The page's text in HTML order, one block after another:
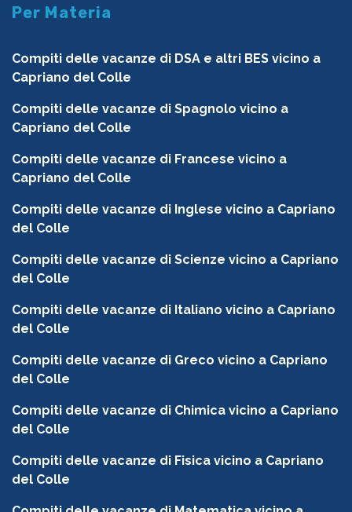
Per Materia
Compiti delle vacanze di DSA e altri BES vicino a
Capriano del Colle
Compiti delle vacanze di Spagnolo vicino a
Capriano del Colle
Compiti delle vacanze di Francese vicino a
Capriano del Colle
Compiti delle vacanze di Inglese vicino a Capriano
del Colle
Compiti delle vacanze di Scienze vicino a Capriano
del Colle
Compiti delle vacanze di Italiano vicino a Capriano
del Colle
Compiti delle vacanze di Greco vicino a Capriano
del Colle
Compiti delle vacanze di Chimica vicino a Capriano
del Colle
Compiti delle vacanze di Fisica vicino a Capriano
del Colle